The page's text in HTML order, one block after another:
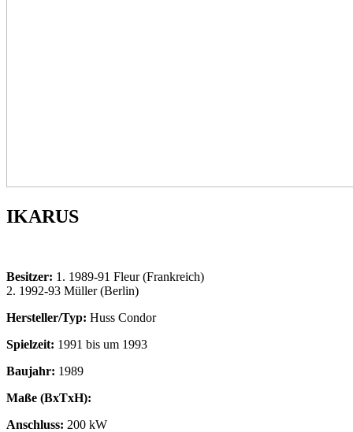
IKARUS
Besitzer: 1. 1989-91 Fleur (Frankreich)
2. 1992-93 Müller (Berlin)
Hersteller/Typ: Huss Condor
Spielzeit: 1991 bis um 1993
Baujahr: 1989
Maße (BxTxH):
Anschluss: 200 kW